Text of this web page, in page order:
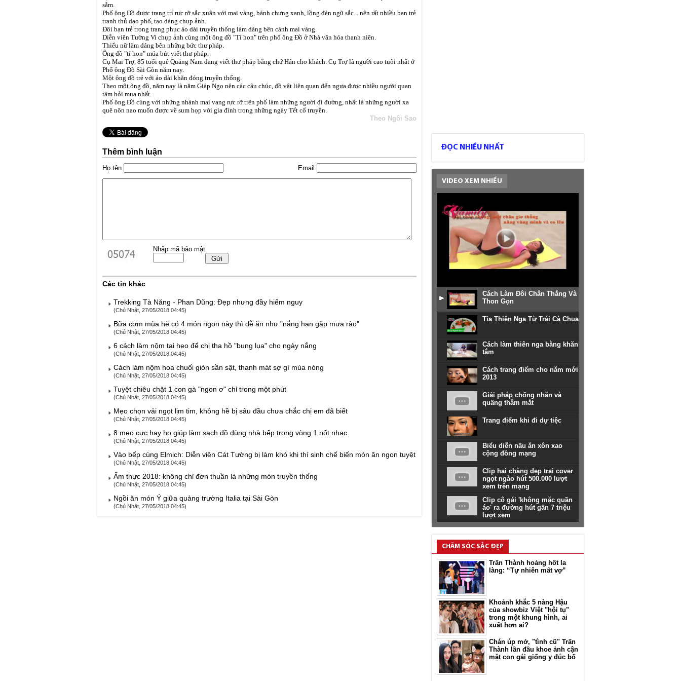
sắm.
Phố ông Đồ được trang trí rực rỡ sắc xuân với mai vàng, bánh chưng xanh, lồng đèn ngũ sắc... nên rất nhiều bạn trẻ
tranh thủ dạo phố, tạo dáng chụp ảnh.
Đôi bạn trẻ trong trang phục áo dài truyền thống làm dáng bên cành mai vàng.
Diễn viên Tường Vi chụp ảnh cùng một ông đồ "Tí hon" trên phố ông Đồ ở Nhà văn hóa thanh niên.
Thiếu nữ làm dáng bên những bức thư pháp.
Ông đồ "tí hon" múa bút viết thư pháp.
Cụ Mai Trợ, 85 tuổi quê Quảng Nam đang viết thư pháp bằng chứ Hán cho khách. Cụ Trợ là người cao tuổi nhất ở
Phố ông Đồ Sài Gòn năm nay.
Một ông đồ trẻ với áo dài khăn đóng truyền thống.
Theo một ông đồ, năm nay là năm Giáp Ngọ nên các câu chúc, đồ vật liên quan đến ngựa được nhiều người quan
tâm hỏi mua nhất.
Phố ông Đồ cùng với những nhành mai vang rực rỡ trên phố làm những người đi đường, nhất là những người xa
quê nôn nao muốn được về sum họp với gia đình trong những ngày Tết cổ truyền.
Theo Ngôi Sao
Thêm bình luận
Họ tên Email
Nhập mã bảo mật
Các tin khác
Trekking Tà Năng - Phan Dũng: Đẹp nhưng đầy hiểm nguy
(Chủ Nhật, 27/05/2018 04:45)
Bữa cơm mùa hè có 4 món ngon này thì dễ ăn như "nắng hạn gặp mưa rào"
(Chủ Nhật, 27/05/2018 04:45)
6 cách làm nộm tai heo để chị tha hồ "bung lụa" cho ngày nắng
(Chủ Nhật, 27/05/2018 04:45)
Cách làm nộm hoa chuối giòn sần sật, thanh mát sợ gì mùa nóng
(Chủ Nhật, 27/05/2018 04:45)
Tuyệt chiêu chặt 1 con gà "ngon ơ" chỉ trong một phút
(Chủ Nhật, 27/05/2018 04:45)
Mẹo chọn vải ngọt lịm tim, không hề bị sâu đầu chưa chắc chị em đã biết
(Chủ Nhật, 27/05/2018 04:45)
8 mẹo cực hay ho giúp làm sạch đồ dùng nhà bếp trong vòng 1 nốt nhạc
(Chủ Nhật, 27/05/2018 04:45)
Vào bếp cùng Elmich: Diễn viên Cát Tường bị làm khó khi thí sinh chế biến món ăn ngon tuyệt
(Chủ Nhật, 27/05/2018 04:45)
Ẩm thực 2018: không chỉ đơn thuần là những món truyền thống
(Chủ Nhật, 27/05/2018 04:45)
Ngồi ăn món Ý giữa quảng trường Italia tại Sài Gòn
(Chủ Nhật, 27/05/2018 04:45)
ĐỌC NHIỀU NHẤT
VIDEO XEM NHIỀU
Cách Làm Đôi Chân Thẳng Và
Thon Gọn
Tỉa Thiên Nga Từ Trái Cà Chua
Cách làm thiên nga bằng khăn
tắm
Cách trang điểm cho năm mới
2013
Giải pháp chống nhăn và
quầng thâm mắt
Trang điểm khi đi dự tiệc
Biểu diễn nấu ăn xôn xao
cộng đồng mạng
Clip hai chàng đẹp trai cover
ngọt ngào hút 500.000 lượt
xem trên mạng
Clip cô gái 'không mặc quần
áo' ra đường hút gần 7 triệu
lượt xem
CHĂM SÓC SẮC ĐẸP
Trấn Thành hoảng hốt la
làng: “Tự nhiên mất vợ”
Khoảnh khắc 5 nàng Hậu
của showbiz Việt "hội tụ"
trong một khung hình, ai
xuất hơn ai?
Chán úp mở, "tình cũ" Trấn
Thành lần đầu khoe ảnh cận
mặt con gái giống y đúc bố